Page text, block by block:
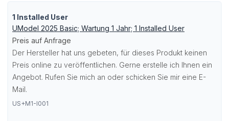
1 Installed User
UModel 2025 Basic; Wartung 1 Jahr; 1 Installed User
Preis auf Anfrage
Der Hersteller hat uns gebeten, für dieses Produkt keinen
Preis online zu veröffentlichen. Gerne erstelle ich Ihnen ein
Angebot. Rufen Sie mich an oder schicken Sie mir eine E-
Mail.
US+M1-I001